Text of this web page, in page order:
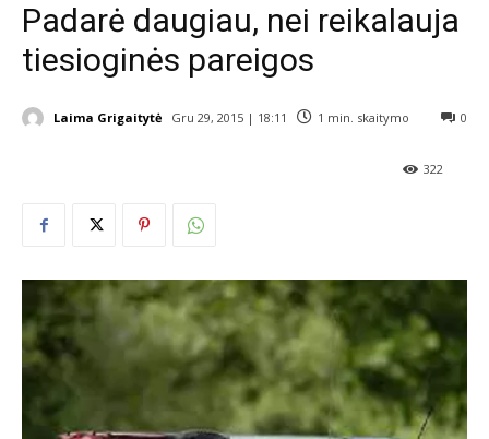
Padarė daugiau, nei reikalauja
tiesioginės pareigos
Laima Grigaitytė Gru 29, 2015 | 18:11 1 min. skaitymo 0
322